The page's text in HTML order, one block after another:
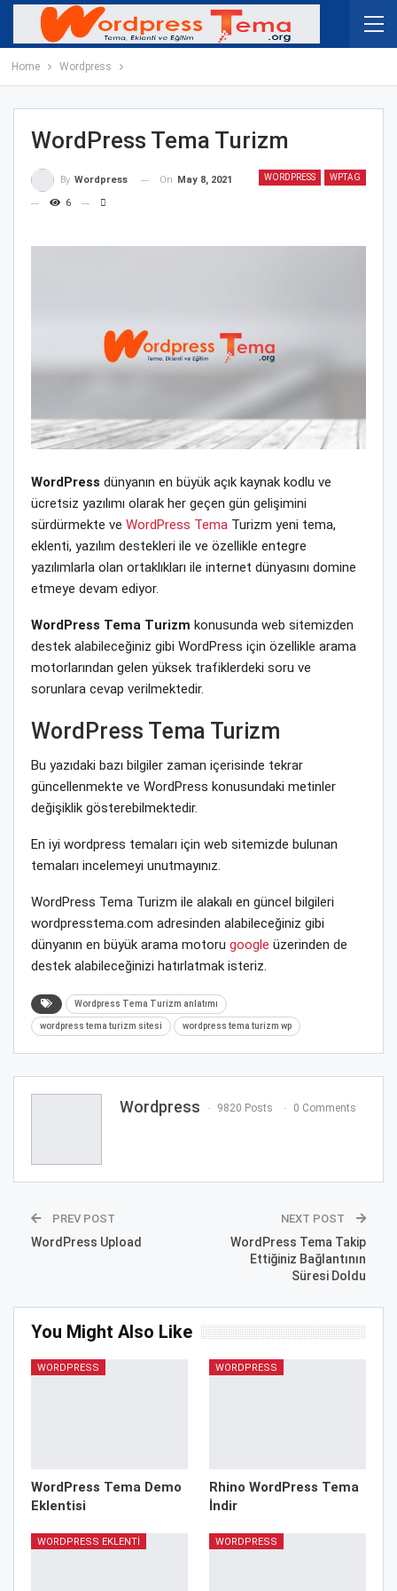
Home Wordpress
WordPress Tema Turizm
WORDPRESS WPTAG
By Wordpress On May 8, 2021
6
WordPress dünyanın en büyük açık kaynak kodlu ve
ücretsiz yazılımı olarak her geçen gün gelişimini
sürdürmekte ve WordPress Tema Turizm yeni tema,
eklenti, yazılım destekleri ile ve özellikle entegre
yazılımlarla olan ortaklıkları ile internet dünyasını domine
etmeye devam ediyor.
WordPress Tema Turizm konusunda web sitemizden
destek alabileceğiniz gibi WordPress için özellikle arama
motorlarından gelen yüksek trafiklerdeki soru ve
sorunlara cevap verilmektedir.
WordPress Tema Turizm
Bu yazıdaki bazı bilgiler zaman içerisinde tekrar
güncellenmekte ve WordPress konusundaki metinler
değişiklik gösterebilmektedir.
En iyi wordpress temaları için web sitemizde bulunan
temaları incelemeyi unutmayınız.
WordPress Tema Turizm ile alakalı en güncel bilgileri
wordpresstema.com adresinden alabileceğiniz gibi
dünyanın en büyük arama motoru google üzerinden de
destek alabileceğinizi hatırlatmak isteriz.
Wordpress Tema Turizm anlatımı
wordpress tema turizm sitesi wordpress tema turizm wp
Wordpress 9820 Posts 0 Comments
PREV POST
WordPress Upload
NEXT POST
WordPress Tema Takip
Ettiğiniz Bağlantının
Süresi Doldu
You Might Also Like
WORDPRESS
WordPress Tema Demo
Eklentisi
WORDPRESS
Rhino WordPress Tema
İndir
WORDPRESS EKLENTI WORDPRESS